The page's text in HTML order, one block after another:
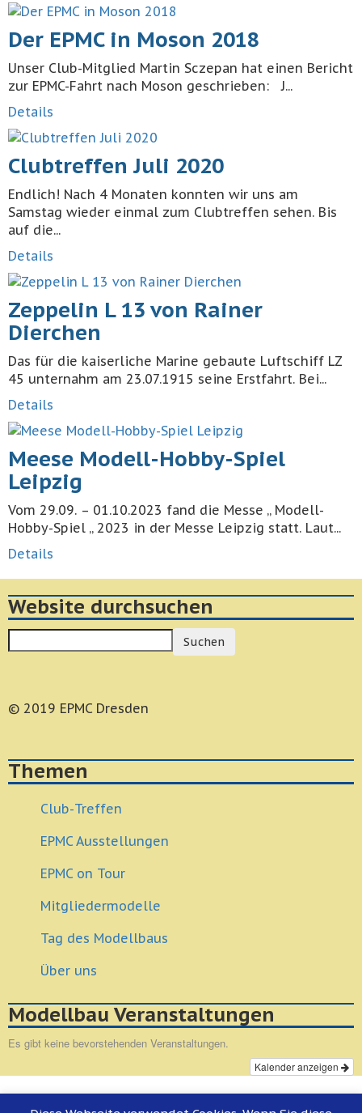
Der EPMC in Moson 2018
Unser Club-Mitglied Martin Sczepan hat einen Bericht
zur EPMC-Fahrt nach Moson geschrieben: J...
Details
Clubtreffen Juli 2020
Endlich! Nach 4 Monaten konnten wir uns am
Samstag wieder einmal zum Clubtreffen sehen. Bis
auf die...
Details
Zeppelin L 13 von Rainer
Dierchen
Das für die kaiserliche Marine gebaute Luftschiff LZ
45 unternahm am 23.07.1915 seine Erstfahrt. Bei...
Details
Meese Modell-Hobby-Spiel
Leipzig
Vom 29.09. – 01.10.2023 fand die Messe „ Modell-
Hobby-Spiel „ 2023 in der Messe Leipzig statt. Laut...
Details
Website durchsuchen
Suchen
© 2019 EPMC Dresden
Themen
Club-Treffen
EPMC Ausstellungen
EPMC on Tour
Mitgliedermodelle
Tag des Modellbaus
Über uns
Modellbau Veranstaltungen
Es gibt keine bevorstehenden Veranstaltungen.
Kalender anzeigen